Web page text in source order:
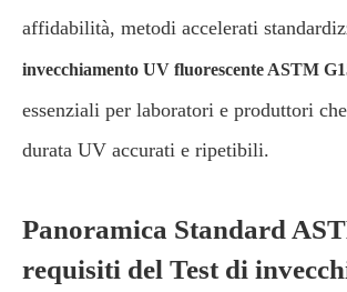
affidabilità, metodi accelerati
invecchiamento UV fluorescente ASTM
essenziali per laboratori e produttori
durata UV accurati e ripetibili.
Panoramica Standard
requisiti del Test di